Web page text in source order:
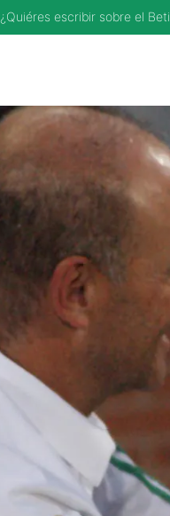
¿Quiéres escribir sobre el